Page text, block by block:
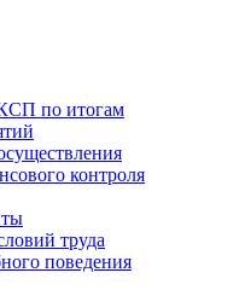
по итогам
контроля
труда
поведения